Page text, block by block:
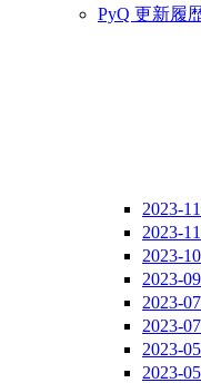
PyQ 更新履
2023-
2023-
2023-
2023-
2023-
2023-
2023-
2023-